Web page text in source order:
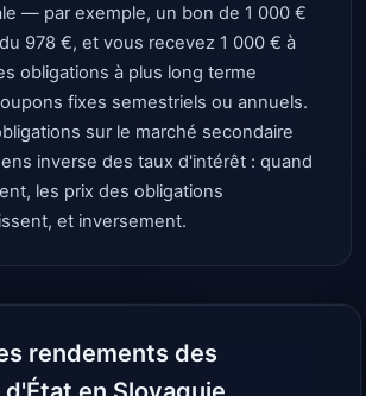
— par exemple, un bon de 1 000 €
978 €, et vous recevez 1 000 € à
obligations à plus long terme
fixes semestriels ou annuels.
sur le marché secondaire
inverse des taux d'intérêt : quand
les prix des obligations
et inversement.
rendements des